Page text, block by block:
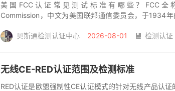
美国FCC认证常见测试标准有哪些？FCC全称
Commission，中文为美国联邦通信委员会，于1934年
贝斯通检测认证中心 2026-08-01  检测认证
无线CE-RED认证范围及检测标准
RED认证是欧盟强制性CE认证模式的针对无线产品认